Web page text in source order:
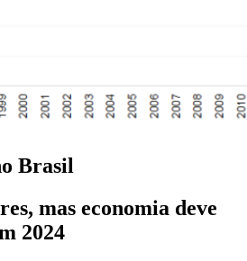
Brasil
mas economia deve
2024